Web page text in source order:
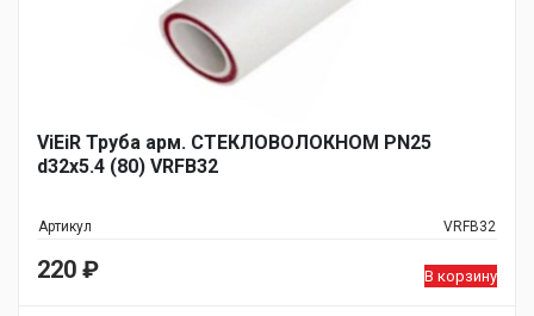
ViEiR Труба арм. СТЕКЛОВОЛОКНОМ PN25
d32х5.4 (80) VRFB32
Артикул VRFB32
220 ₽ В корзину